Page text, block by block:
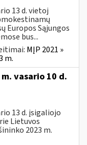
13 d. vietoj
Europos Sąjungos
bus...
MĮP 2021 »
m.
vasario 10 d.
13 d. įsigaliojo
Lietuvos
2023 m.